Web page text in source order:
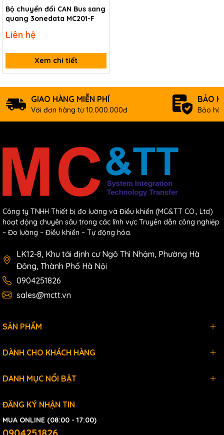
Bộ chuyển đổi CAN Bus sang
quang 3onedata MC201-F
Liên hệ
Xem chi tiết
GIAO HÀNG MIỄN PHÍ
Với đơn hàng từ 10.000.000đ
BẢO
Bảo
Công ty TNHH Thiết bị đo lường và Điều khiển (MC&TT CO., Ltd)
hoạt động chuyên sâu trong các lĩnh vực Truyền dẫn công nghiệp
– Đo lường – Điều khiển – Tự động hóa.
LK12-8, Khu tái định cư Ngô Thì Nhậm, Phường Hà
Đông, Thành Phố Hà Nội
0904251826
sales@mctt.vn
SẢN PHẨM
DÀNH CHO KHÁCH HÀNG
DANH MỤC NỔI BẬT
ĐĂNG KÝ NHẬN TIN
MUA ONLINE (08:00 - 17:00)